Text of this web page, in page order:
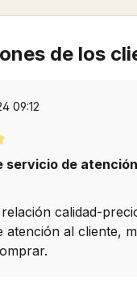
de los
09:12
promedio de 5 de 5
servicio de
calidad-
atención al cliente,